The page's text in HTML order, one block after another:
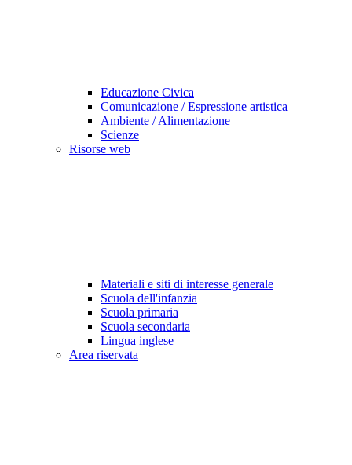
Educazione Civica
Comunicazione / Espressione artistica
Ambiente / Alimentazione
Scienze
Risorse web
Materiali e siti di interesse generale
Scuola dell'infanzia
Scuola primaria
Scuola secondaria
Lingua inglese
Area riservata